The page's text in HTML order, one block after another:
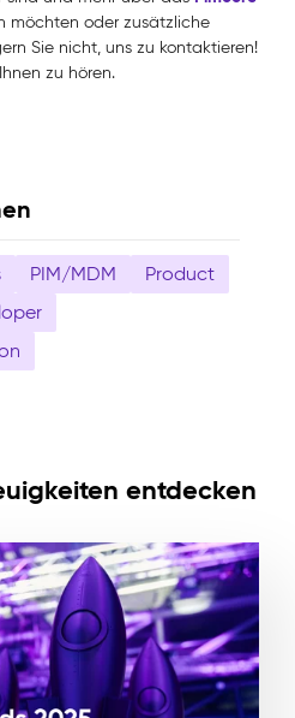
PIM/MDM
Product
möchten oder zusätzliche
Sie nicht, uns zu kontaktieren!
zu hören.
entdecken